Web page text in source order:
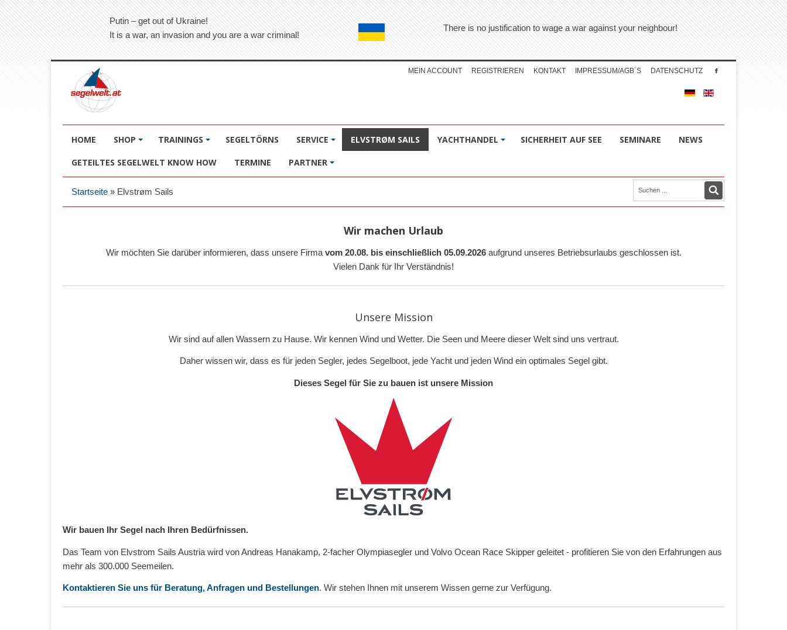
Putin – get out of Ukraine!
It is a war, an invasion and you are a war criminal!
There is no justification to wage a war against your neighbour!
KONTAKT IMPRESSUM/AGB´S DATENSCHUTZ
MEIN ACCOUNT REGISTRIEREN
HOME SHOP TRAININGS SEGELTÖRNS SERVICE ELVSTRØM SAILS YACHTHANDEL SICHERHEIT AUF SEE SEMINARE NEWS
GETEILTES SEGELWELT KNOW HOW TERMINE PARTNER
Startseite » Elvstrøm Sails
Wir machen Urlaub
Wir möchten Sie darüber informieren, dass unsere Firma vom 20.08. bis einschließlich 05.09.2026aufgrund unseres Betriebsurlaubs geschlossen ist.
Vielen Dank für Ihr Verständnis!
Unsere Mission
Wir sind auf allen Wassern zu Hause. Wir kennen Wind und Wetter. Die Seen und Meere dieser Welt sind uns vertraut.
Daher wissen wir, dass es für jeden Segler, jedes Segelboot, jede Yacht und jeden Wind ein optimales Segel gibt.
Dieses Segel für Sie zu bauen ist unsere Mission
Wir bauen Ihr Segel nach Ihren Bedürfnissen.
Das Team von Elvstrom Sails Austria wird von Andreas Hanakamp, 2-facher Olympiasegler und Volvo Ocean Race Skipper geleitet - profitieren Sie von den Erfahrungen aus
mehr als 300.000 Seemeilen.
Kontaktieren Sie uns für Beratung, Anfragen und Bestellungen. Wir stehen Ihnen mit unserem Wissen gerne zur Verfügung.